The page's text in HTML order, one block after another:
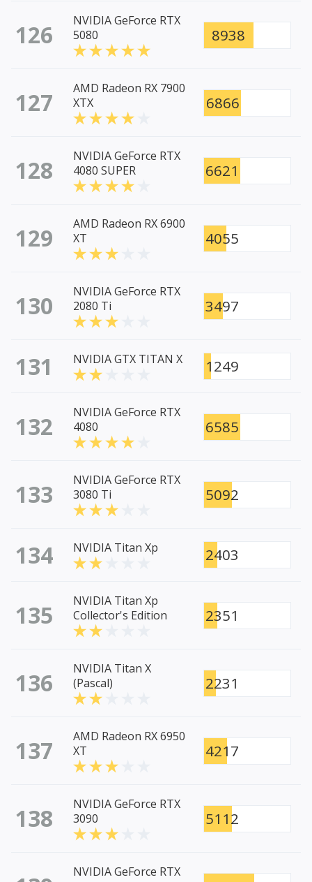
126
NVIDIA GeForce RTX
5080
8938
127
AMD Radeon RX 7900
XTX
6866
128
NVIDIA GeForce RTX
4080 SUPER
6621
129
AMD Radeon RX 6900
XT
4055
130
NVIDIA GeForce RTX
2080 Ti
3497
131 NVIDIA GTX TITAN X 1249
132
NVIDIA GeForce RTX
4080
6585
133
NVIDIA GeForce RTX
3080 Ti
5092
134 NVIDIA Titan Xp 2403
135
NVIDIA Titan Xp
Collector's Edition
2351
136
NVIDIA Titan X
(Pascal)
2231
137
AMD Radeon RX 6950
XT
4217
138
NVIDIA GeForce RTX
3090
5112
NVIDIA GeForce RTX